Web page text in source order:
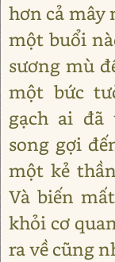
hơn cả mây
một buổi
sương mù
một bức
gạch ai đã
song gợi
một kẻ
Và biến
khỏi cơ
ra về cũng